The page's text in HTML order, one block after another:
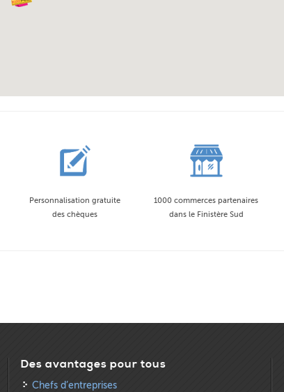
Personnalisation gratuite
des chèques
1000 commerces partenaires
dans le Finistère Sud
Des avantages pour tous
Chefs d’entreprises